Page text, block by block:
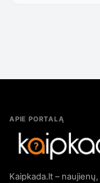
APIE PORTALĄ
Kaipkada.lt –